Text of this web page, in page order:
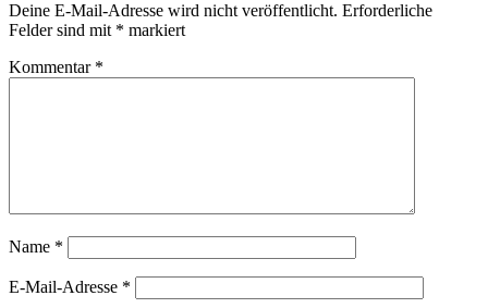
Deine E-Mail-Adresse wird nicht veröffentlicht. Erforderliche
Felder sind mit * markiert
Kommentar *
Name *
E-Mail-Adresse *